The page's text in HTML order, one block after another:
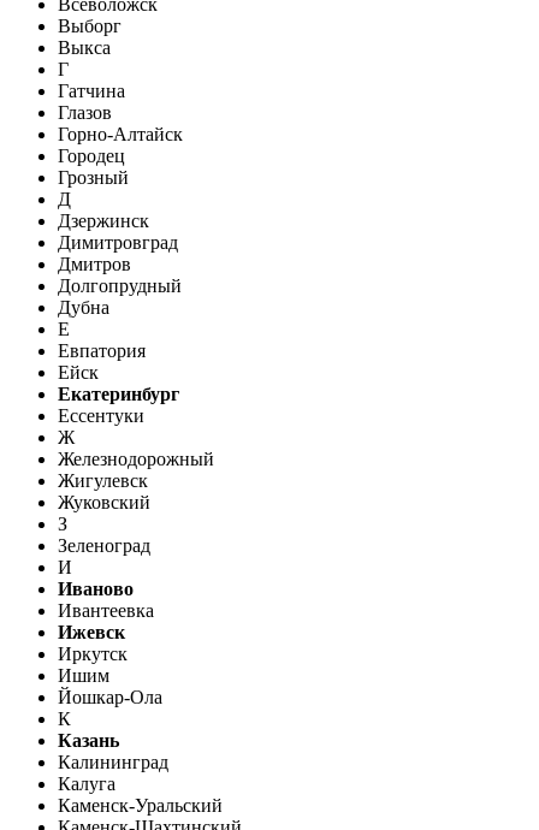
Всеволожск
Выборг
Выкса
Г
Гатчина
Глазов
Горно-Алтайск
Городец
Грозный
Д
Дзержинск
Димитровград
Дмитров
Долгопрудный
Дубна
Е
Евпатория
Ейск
Екатеринбург
Ессентуки
Ж
Железнодорожный
Жигулевск
Жуковский
З
Зеленоград
И
Иваново
Ивантеевка
Ижевск
Иркутск
Ишим
Йошкар-Ола
К
Казань
Калининград
Калуга
Каменск-Уральский